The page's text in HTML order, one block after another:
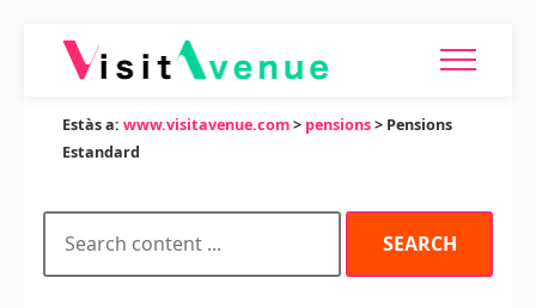
Estàs a: www.visitavenue.com> pensions> Pensions
Estandard